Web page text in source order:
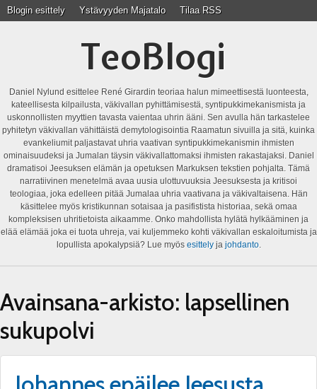
Blogin esittely Ystävyyden Majatalo Tilaa RSS
TeoBlogi
Daniel Nylund esittelee René Girardin teoriaa halun mimeettisestä luonteesta,
kateellisesta kilpailusta, väkivallan pyhittämisestä, syntipukkimekanismista ja
uskonnollisten myyttien tavasta vaientaa uhrin ääni. Sen avulla hän tarkastelee
pyhitetyn väkivallan vähittäistä demytologisointia Raamatun sivuilla ja sitä, kuinka
evankeliumit paljastavat uhria vaativan syntipukkimekanismin ihmisten
ominaisuudeksi ja Jumalan täysin väkivallattomaksi ihmisten rakastajaksi. Daniel
dramatisoi Jeesuksen elämän ja opetuksen Markuksen tekstien pohjalta. Tämä
narratiivinen menetelmä avaa uusia ulottuvuuksia Jeesuksesta ja kritisoi
teologiaa, joka edelleen pitää Jumalaa uhria vaativana ja väkivaltaisena. Hän
käsittelee myös kristikunnan sotaisaa ja pasifistista historiaa, sekä omaa
kompleksisen uhritietoista aikaamme. Onko mahdollista hylätä hylkääminen ja
elää elämää joka ei tuota uhreja, vai kuljemmeko kohti väkivallan eskaloitumista ja
lopullista apokalypsiä? Lue myös esittelyja johdanto.
Avainsana-arkisto: lapsellinen
sukupolvi